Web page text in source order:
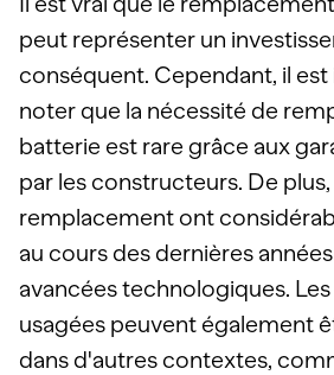
peut représenter un
conséquent. Cependant, il
noter que la nécessité de
batterie est rare grâce aux
par les constructeurs. De
remplacement ont
au cours des dernières
avancées technologiques.
usagées peuvent également
dans d'autres contextes,